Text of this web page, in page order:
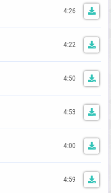
4:26
4:22
4:50
4:53
4:00
4:59